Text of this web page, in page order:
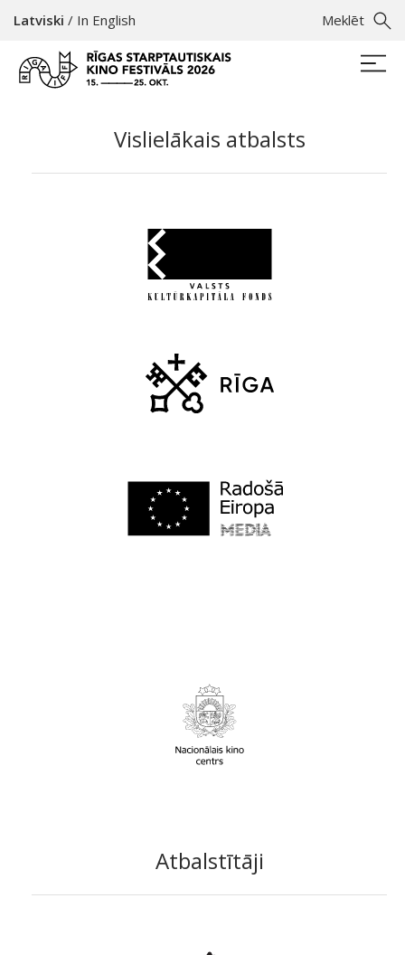
Meklēt
Latviski / In English
Vislielākais atbalsts
Atbalstītāji